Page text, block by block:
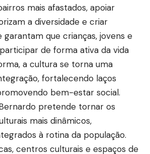
mais afastados, apoiar
a diversidade e criar
garantam que crianças, jovens e
de forma ativa da vida
a cultura se torna uma
fortalecendo laços
bem-estar social.
pretende tornar os
mais dinâmicos,
à rotina da população.
centros culturais e espaços de